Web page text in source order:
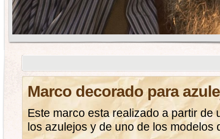
Marco decorado para
Este marco esta realizado a partir de
los azulejos y de uno de los modelos